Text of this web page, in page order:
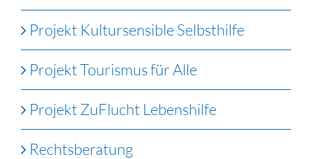
Projekt Kultursensible Selbsthilfe
Projekt Tourismus für Alle
Projekt ZuFlucht Lebenshilfe
Rechtsberatung